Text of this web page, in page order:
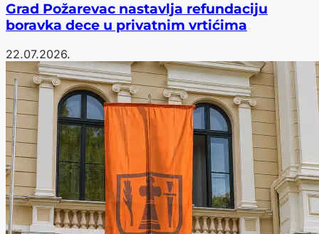
Grad Požarevac nastavlja refundaciju
boravka dece u privatnim vrtićima
22.07.2026.